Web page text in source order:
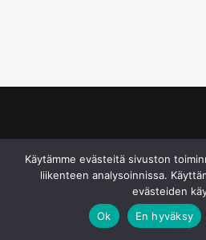
Käytämme evästeitä sivuston
liikenteen analysoinnissa.
evästeiden
Ok
En hyväksy